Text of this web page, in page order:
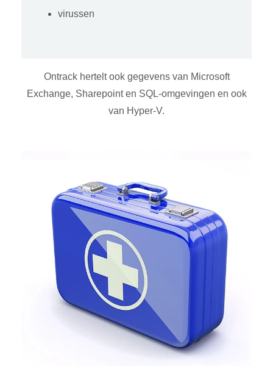
virussen
Ontrack hertelt ook gegevens van Microsoft
Exchange, Sharepoint en SQL-omgevingen en ook
van Hyper-V.